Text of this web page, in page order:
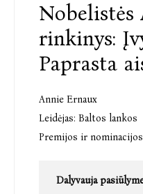
Nobelistės
rinkinys:
Paprasta
Annie Ernaux
Leidėjas: Baltos lankos
Premijos ir
Dalyvauja